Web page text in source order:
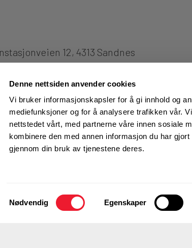
Denne nettsiden anvender cookies
Vi bruker informasjonskapsler for å gi innhold og
mediefunksjoner og for å analysere trafikken vår.
nettstedet vårt, med partnerne våre innen sosiale
kombinere den med annen informasjon du har
gjennom din bruk av tjenestene deres.
Samtykkevalg
Nødvendig Egenskaper
12, 4313 Sandnes